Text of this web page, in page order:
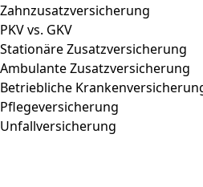
Zahnzusatzversicherung
PKV vs. GKV
Stationäre Zusatzversicherung
Ambulante Zusatzversicherung
Betriebliche
Pflegeversicherung
Unfallversicherung